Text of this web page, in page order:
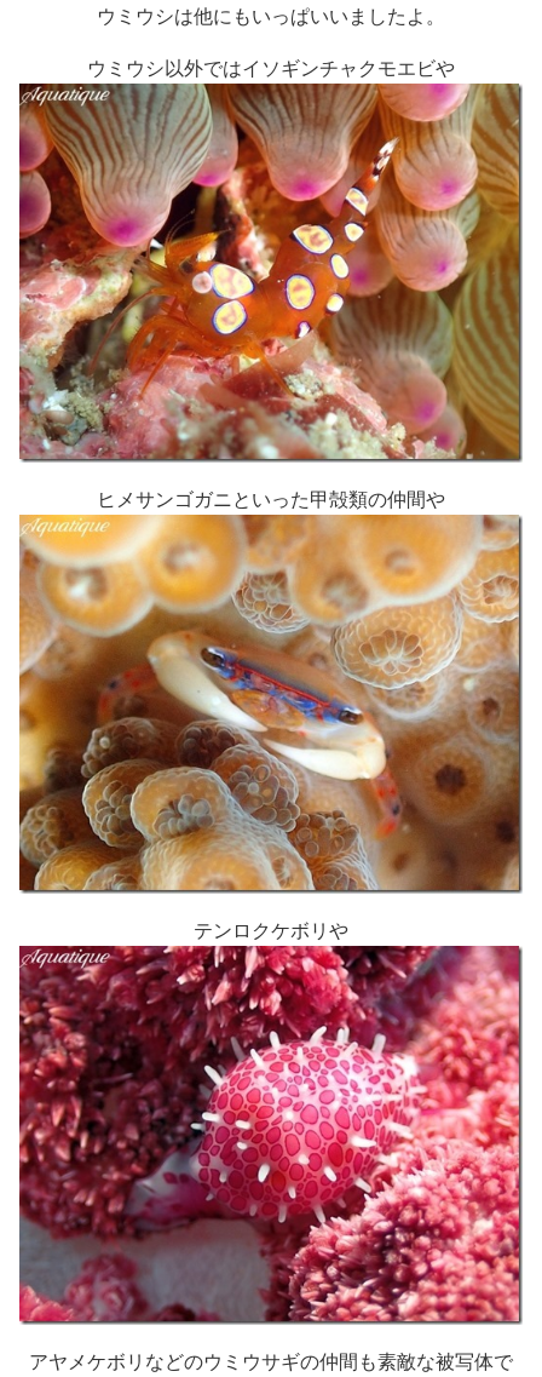
ウミウシは他にもいっぱいいましたよ。
ウミウシ以外ではイソギンチャクモエビや
ヒメサンゴガニといった甲殻類の仲間や
テンロクケボリや
アヤメケボリなどのウミウサギの仲間も素敵な被写体で